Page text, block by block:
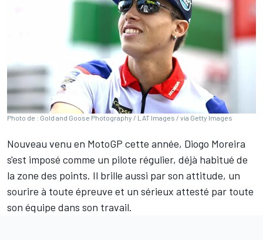
Photo de : Gold and Goose Photography / LAT Images / via Getty Images
Nouveau venu en MotoGP cette année, Diogo Moreira
s'est imposé comme un pilote régulier, déjà habitué de
la zone des points. Il brille aussi par son attitude, un
sourire à toute épreuve et un sérieux attesté par toute
son équipe dans son travail.